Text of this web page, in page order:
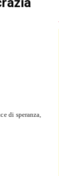
di speranza,